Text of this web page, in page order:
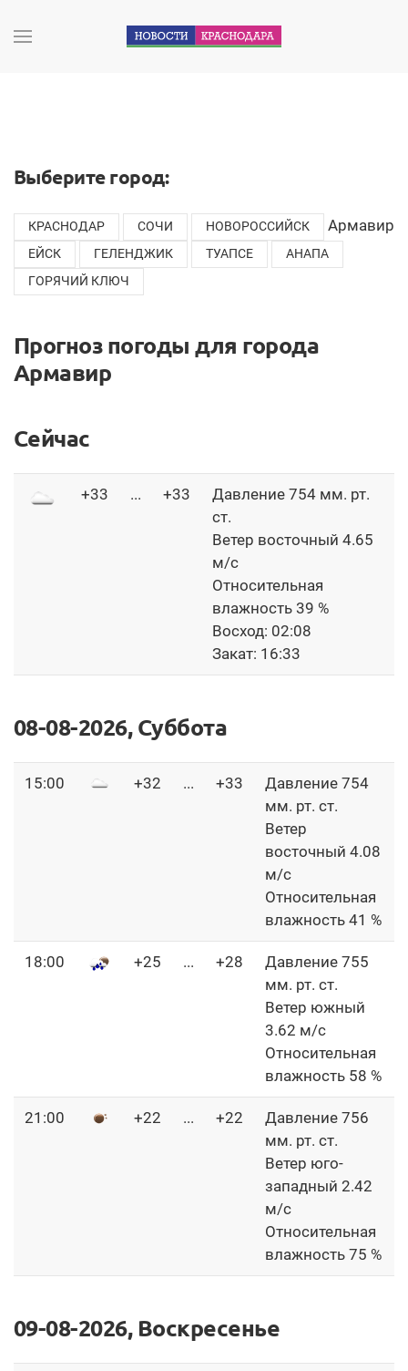
Выберите город:
КРАСНОДАР СОЧИ НОВОРОССИЙСК Армавир
ЕЙСК ГЕЛЕНДЖИК ТУАПСЕ
АНАПА
ГОРЯЧИЙ КЛЮЧ
Прогноз погоды для города
Армавир
Сейчас
+33 ... +33
Давление 754 мм. рт.
ст.
Ветер восточный 4.65
м/с
Относительная
влажность 39 %
Восход: 02:08
Закат: 16:33
08-08-2026, Суббота
15:00 +32 ... +33
Давление 754
мм. рт. ст.
Ветер
восточный 4.08
м/с
Относительная
влажность 41 %
18:00 +25 ... +28
Давление 755
мм. рт. ст.
Ветер южный
3.62 м/с
Относительная
влажность 58 %
21:00 +22 ... +22
Давление 756
мм. рт. ст.
Ветер юго-
западный 2.42
м/с
Относительная
влажность 75 %
09-08-2026, Воскресенье